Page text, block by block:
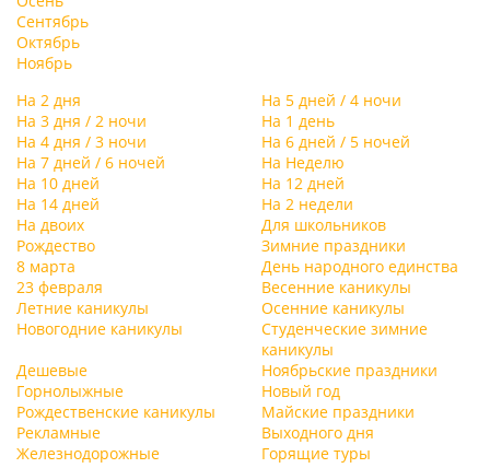
Сентябрь
Октябрь
Ноябрь
На 2 дня
На 5 дней / 4 ночи
На 3 дня / 2 ночи
На 1 день
На 4 дня / 3 ночи
На 6 дней / 5 ночей
На 7 дней / 6 ночей
На Неделю
На 10 дней
На 12 дней
На 14 дней
На 2 недели
На двоих
Для школьников
Рождество
Зимние праздники
8 марта
День народного единства
23 февраля
Весенние каникулы
Летние каникулы
Осенние каникулы
Новогодние каникулы
Студенческие зимние
каникулы
Дешевые
Ноябрьские праздники
Горнолыжные
Новый год
Рождественские каникулы
Майские праздники
Рекламные
Выходного дня
Железнодорожные
Горящие туры